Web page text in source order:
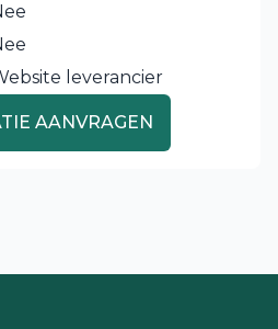
leverancier
AANVRAGEN